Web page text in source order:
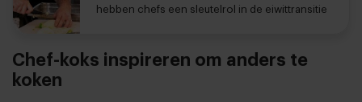
hebben chefs een sleutelrol in de eiwittransitie
Chef-koks inspireren om anders te
koken